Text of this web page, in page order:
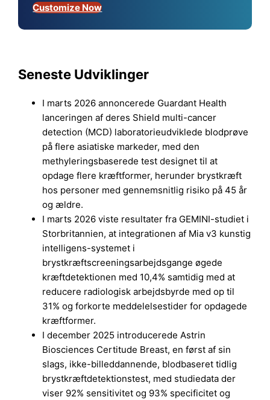
Customize Now
Seneste Udviklinger
I marts 2026 annoncerede Guardant Health
lanceringen af deres Shield multi-cancer
detection (MCD) laboratorieudviklede blodprøve
på flere asiatiske markeder, med den
methyleringsbaserede test designet til at
opdage flere kræftformer, herunder brystkræft
hos personer med gennemsnitlig risiko på 45 år
og ældre.
I marts 2026 viste resultater fra GEMINI-studiet i
Storbritannien, at integrationen af Mia v3 kunstig
intelligens-systemet i
brystkræftscreeningsarbejdsgange øgede
kræftdetektionen med 10,4% samtidig med at
reducere radiologisk arbejdsbyrde med op til
31% og forkorte meddelelsestider for opdagede
kræftformer.
I december 2025 introducerede Astrin
Biosciences Certitude Breast, en først af sin
slags, ikke-billeddannende, blodbaseret tidlig
brystkræftdetektionstest, med studiedata der
viser 92% sensitivitet og 93% specificitet og